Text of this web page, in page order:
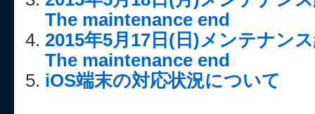
The maintenance end
2015年5月17日(日)メンテナン
The maintenance end
iOS端末の対応状況について